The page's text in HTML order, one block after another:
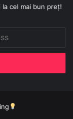
cel mai bun preț!